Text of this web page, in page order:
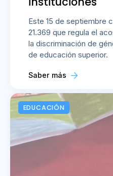
Este 15 de septiembre
21.369 que regula el
la discriminación de
de educación superior.
Saber más
EDUCACIÓN